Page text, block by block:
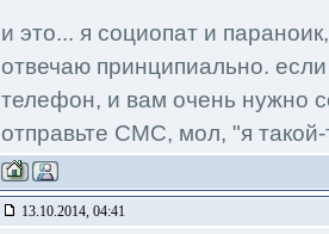
и это... я социопат и
отвечаю принципиально.
телефон, и вам очень нужно
отправьте СМС, мол, "я такой-
13.10.2014, 04:41